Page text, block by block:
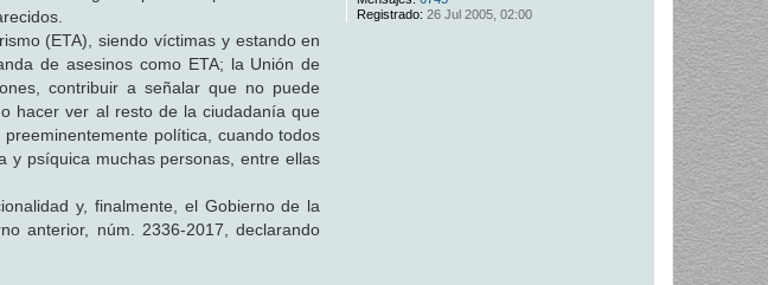
Registrado: 26 Jul 2005, 02:00
(ETA), siendo víctimas y estando en
de asesinos como ETA; la Unión de
contribuir a señalar que no puede
hacer ver al resto de la ciudadanía que
política, cuando todos
y psíquica muchas personas, entre ellas
y, finalmente, el Gobierno de la
anterior, núm. 2336-2017, declarando